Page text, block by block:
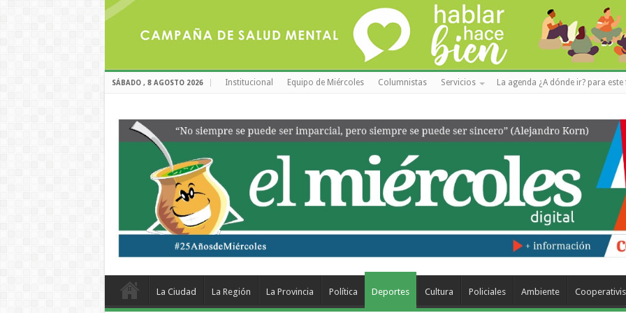
SÁBADO , 8 AGOSTO 2026 Institucional Equipo de Miércoles Columnistas Servicios La agenda ¿A dónde ir? para este
La Ciudad La Región La Provincia Política Deportes Cultura Policiales Ambiente